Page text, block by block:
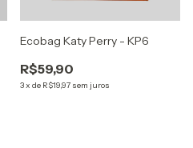
Ecobag Katy Perry - KP6
R$59,90
3x de R$19,97 sem juros